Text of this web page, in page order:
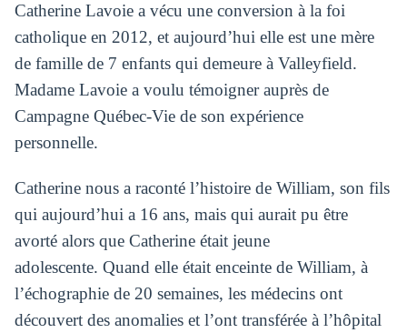
Catherine Lavoie a vécu une conversion à la foi
catholique en 2012, et aujourd’hui elle est une mère
de famille de 7 enfants qui demeure à Valleyfield.
Madame Lavoie a voulu témoigner auprès de
Campagne Québec-Vie de son expérience
personnelle.
Catherine nous a raconté l’histoire de William, son fils
qui aujourd’hui a 16 ans, mais qui aurait pu être
avorté alors que Catherine était jeune
adolescente. Quand elle était enceinte de William, à
l’échographie de 20 semaines, les médecins ont
découvert des anomalies et l’ont transférée à l’hôpital